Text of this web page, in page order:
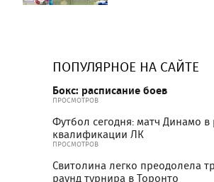
ПОПУЛЯРНОЕ НА САЙТЕ
Бокс: расписание боев
ПРОСМОТРОВ
Футбол сегодня: матч Динамо в
квалификации ЛК
ПРОСМОТРОВ
Свитолина легко преодолела
раунд турнира в Торонто